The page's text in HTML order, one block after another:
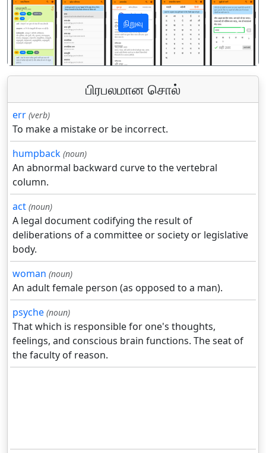
நிறுவு
पिछला अगला
பிரபலமான சொல்
err (verb)
To make a mistake or be incorrect.
humpback (noun)
An abnormal backward curve to the vertebral
column.
act (noun)
A legal document codifying the result of
deliberations of a committee or society or legislative
body.
woman (noun)
An adult female person (as opposed to a man).
psyche (noun)
That which is responsible for one's thoughts,
feelings, and conscious brain functions. The seat of
the faculty of reason.